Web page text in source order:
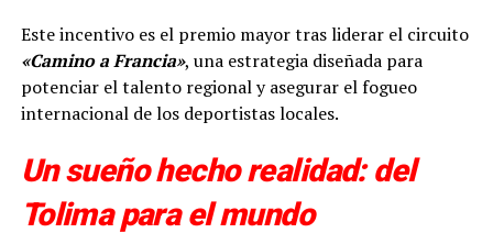
Este incentivo es el premio mayor tras liderar el circuito
«Camino a Francia», una estrategia diseñada para
potenciar el talento regional y asegurar el fogueo
internacional de los deportistas locales.
Un sueño hecho realidad: del
Tolima para el mundo